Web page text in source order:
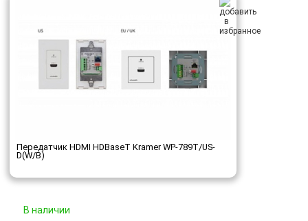
Передатчик HDMI HDBaseT Kramer WP-789T/US-
D(W/B)
В наличии